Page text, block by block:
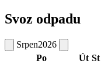
Svoz odpadu
Srpen2026
Po
Út St